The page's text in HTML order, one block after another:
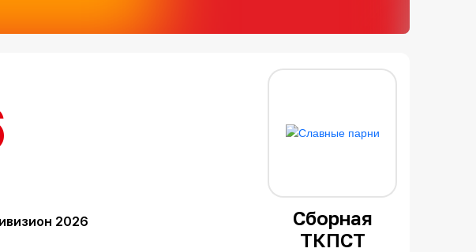
Сборная
ТКПСТ
2026